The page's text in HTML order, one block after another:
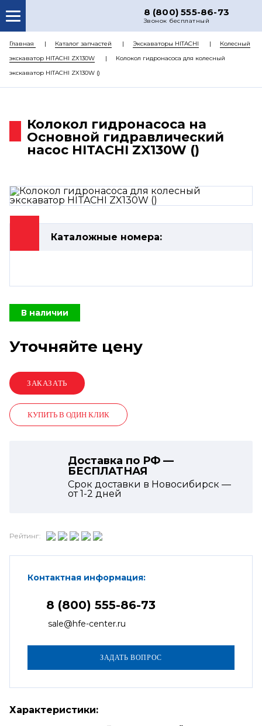
8 (800) 555-86-73
Звонок бесплатный
О НАС
КАТАЛОГ ЗАПЧАСТЕЙ
РЕМОНТ
ЦЕНЫ
КОНТАКТЫ
Главная Каталог запчастей Экскаваторы HITACHI
Колесный
экскаватор HITACHI ZX130W
Колокол гидронасоса для колесный
экскаватор HITACHI ZX130W ()
Колокол гидронасоса на
Основной гидравлический
насос HITACHI ZX130W ()
Каталожные номера:
В наличии
Уточняйте цену
КУПИТЬ В ОДИН КЛИК
Доставка по РФ —
БЕСПЛАТНАЯ
Срок доставки в Новосибирск —
от1-2 дней
Рейтинг:
Контактная информация:
8 (800) 555-86-73
sale@hfe-center.ru
Характеристики: